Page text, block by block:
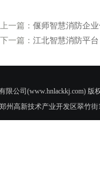
上一篇： 偃师智慧消防企
下一篇： 江北智慧消防平台
限公司(www.hnlackkj.com)
州高新技术产业开发区翠竹